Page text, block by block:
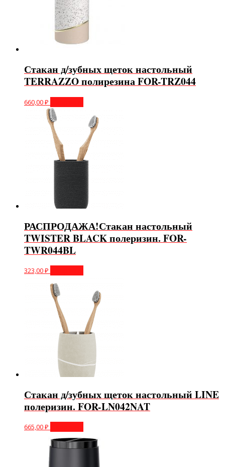
Стакан д/зубных щеток настольный
TERRAZZO полирезина FOR-TRZ044
660,00₽
РАСПРОДАЖА!Стакан настольный
TWISTER BLACK полеризин. FOR-
TWR044BL
323,00₽
Стакан д/зубных щеток настольный LINE
полеризин. FOR-LN042NAT
665,00₽